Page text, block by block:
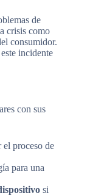
de
crisis como
consumidor.
incidente
con sus
el proceso de
para una
si